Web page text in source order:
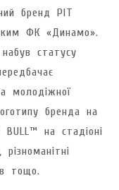
бренд PIT
ФК «Динамо».
статусу
молодіжної
бренда на
BULL™ на стадіоні
тощо.